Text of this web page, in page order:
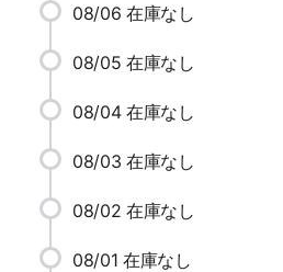
08/06 在庫なし
08/05 在庫なし
08/04 在庫なし
08/03 在庫なし
08/02 在庫なし
08/01 在庫なし